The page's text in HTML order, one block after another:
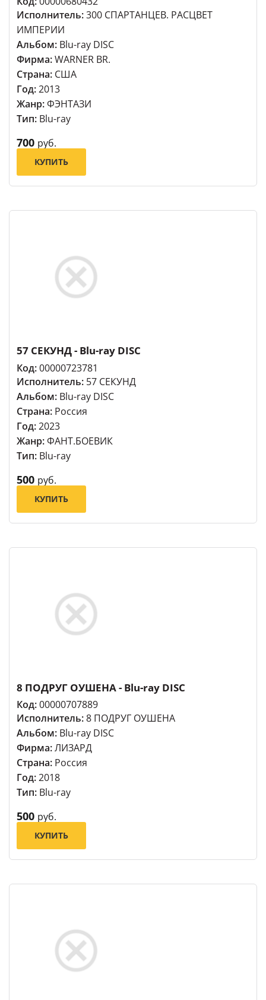
Исполнитель:300 СПАРТАНЦЕВ. РАСЦВЕТ
ИМПЕРИИ
Альбом: Blu-ray DISC
Фирма:WARNER BR.
Страна: США
Год:2013
Жанр:ФЭНТАЗИ
Тип: Blu-ray
700 руб.
КУПИТЬ
57 СЕКУНД - Blu-ray DISC
Код:00000723781
Исполнитель: 57 СЕКУНД
Альбом: Blu-ray DISC
Страна: Россия
Год:2023
Жанр:ФАНТ.БОЕВИК
Тип: Blu-ray
500 руб.
КУПИТЬ
8 ПОДРУГ ОУШЕНА - Blu-ray DISC
Код:00000707889
Исполнитель:8 ПОДРУГ ОУШЕНА
Альбом: Blu-ray DISC
Фирма:ЛИЗАРД
Страна: Россия
Год:2018
Тип: Blu-ray
500 руб.
КУПИТЬ